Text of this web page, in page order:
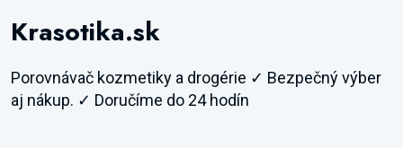
Krasotika.sk
Porovnávač kozmetiky a drogérie ✓ Bezpečný výber
aj nákup. ✓ Doručíme do 24 hodín